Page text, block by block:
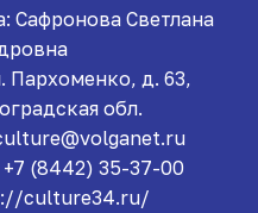
Сафронова Светлана
Пархоменко, д. 63,
обл.
(8442) 35-37-00
culture34.ru/